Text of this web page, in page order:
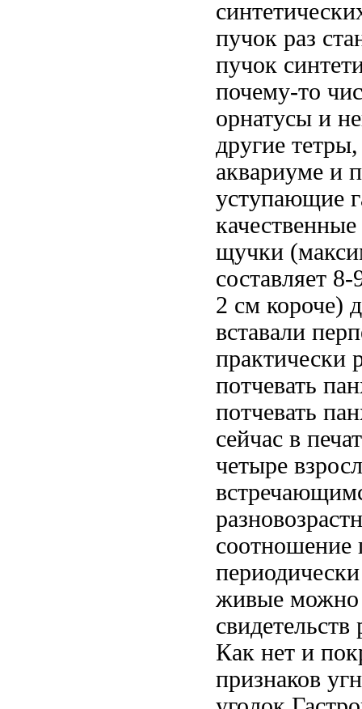
пучок раз
пучок
почему-то
орнатусы и
другие
аквариуме и
уступающие
щучки
составляет
2 см короче)
вставали
практически
потчевать
потчевать
сейчас в
четыре
соотношение
периодически
живые можно
свидетельств
Как нет и
признаков